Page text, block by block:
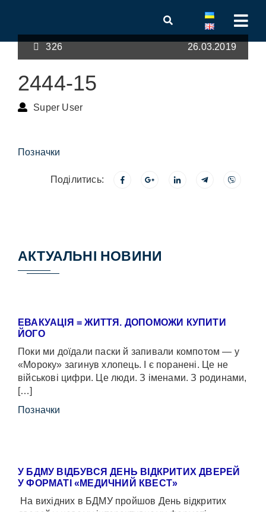
326 26.03.2019
2444-15
Super User
Позначки
Поділитись:
АКТУАЛЬНІ НОВИНИ
ЕВАКУАЦІЯ = ЖИТТЯ. ДОПОМОЖИ КУПИТИ
ЙОГО
Поки ми доїдали паски й запивали компотом — у
«Мороку» загинув хлопець. І є поранені. Це не
військові цифри. Це люди. З іменами. З родинами,
[…]
Позначки
У БДМУ ВІДБУВСЯ ДЕНЬ ВІДКРИТИХ ДВЕРЕЙ
У ФОРМАТІ «МЕДИЧНИЙ КВЕСТ»
На вихідних в БДМУ пройшов День відкритих